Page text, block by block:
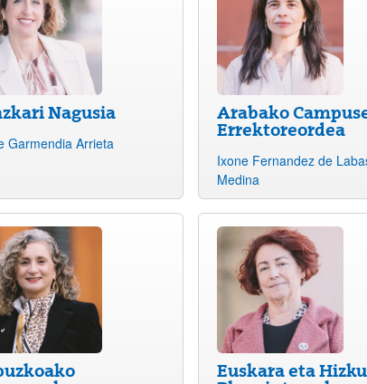
Nagusia
Garmendia Arrieta
Arabako
Errektoreordea
Ixone Fernandez de
Medina
Euskara eta